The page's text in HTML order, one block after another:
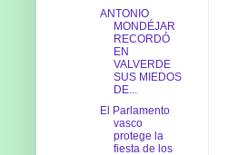
ANTONIO
MONDÉJAR
RECORDÓ
EN
VALVERDE
SUS MIEDOS
DE...
El Parlamento
vasco
protege la
fiesta de los